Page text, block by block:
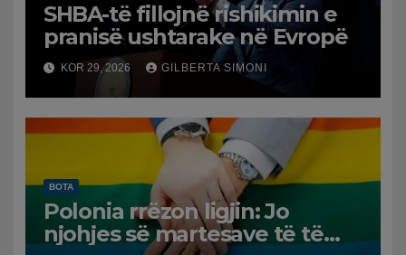
SHBA-të fillojnë rishikimin e
pranisë ushtarake në Evropë
KOR 29, 2026 GILBERTA SIMONI
BOTA
Polonia rrëzon ligjin: Jo
njohjes së martesave të të